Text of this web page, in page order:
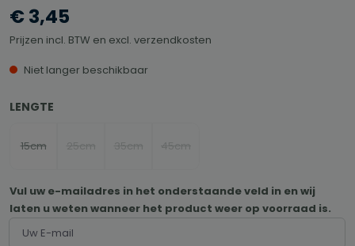
€ 3,45
Prijzen incl. BTW en excl. verzendkosten
Niet langer beschikbaar
SELECTEER
LENGTE
15cm
Vul uw e-mailadres in het onderstaande veld in en wij
laten u weten wanneer het product weer op voorraad is.